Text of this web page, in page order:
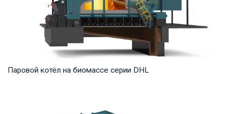
Паровой котёл на биомассе серии DHL
продукта: 20-75 т/ч Температура на выходе...